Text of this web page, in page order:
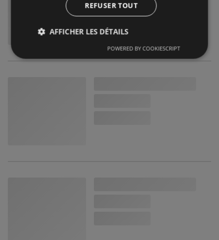
REFUSER TOUT
AFFICHER LES DÉTAILS
POWERED BY COOKIESCRIPT